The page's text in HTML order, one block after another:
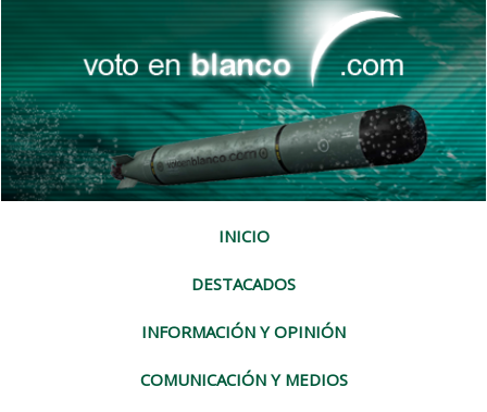
INICIO
DESTACADOS
INFORMACIÓN Y OPINIÓN
COMUNICACIÓN Y MEDIOS